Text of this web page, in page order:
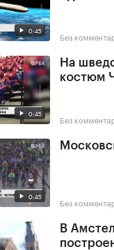
0:45 Без
0:45
На
костюм
Без
0:45 Без
В